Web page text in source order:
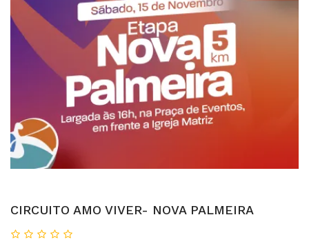
CIRCUITO AMO VIVER- NOVA PALMEIRA